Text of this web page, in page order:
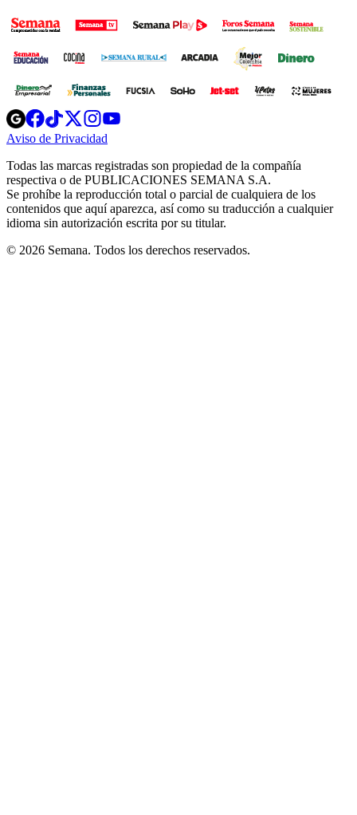
Opens
in
new
Opens
in
new
Opens
in
new
window
Opens
new
windowwindow
Aviso de Privacidad
new
window
Todas las marcas registradas son propiedad de la compañía
respectiva o de PUBLICACIONES SEMANA S.A.
Se prohíbe la reproducción total o parcial de cualquiera de los
contenidos que aquí aparezca, así como su traducción a cualquier
idioma sin autorización escrita por su titular.
© 2026 Semana. Todos los derechos reservados.